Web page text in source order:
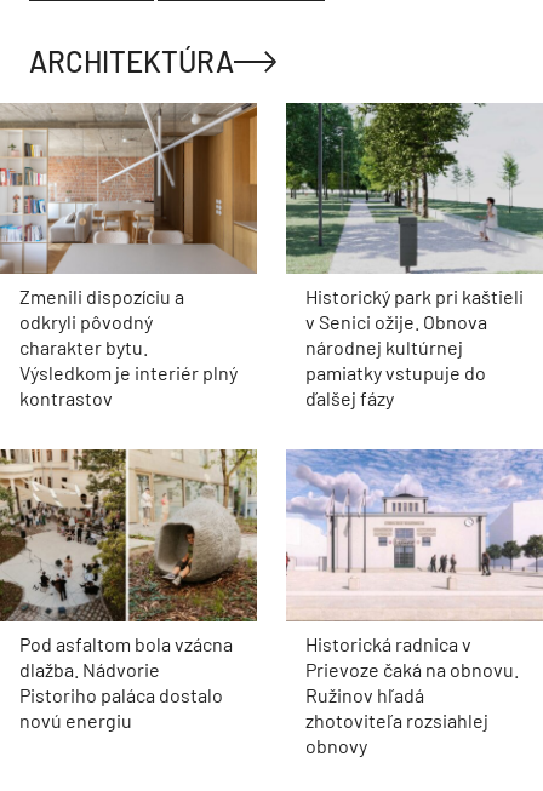
ARCHITEKTÚRA
Zmenili dispozíciu a
odkryli pôvodný
charakter bytu.
Výsledkom je interiér plný
kontrastov
Historický park pri kaštieli
v Senici ožije. Obnova
národnej kultúrnej
pamiatky vstupuje do
ďalšej fázy
Pod asfaltom bola vzácna
dlažba. Nádvorie
Pistoriho paláca dostalo
novú energiu
Historická radnica v
Prievoze čaká na obnovu.
Ružinov hľadá
zhotoviteľa rozsiahlej
obnovy